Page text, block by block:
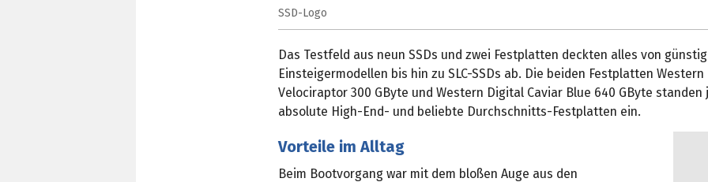
SSD-Logo
Das Testfeld aus neun SSDs und zwei Festplatten deckten alles von
Einsteigermodellen bis hin zu SLC-SSDs ab. Die beiden Festplatten
Velociraptor 300 GByte und Western Digital Caviar Blue 640 GByte standen
absolute High-End- und beliebte Durchschnitts-Festplatten ein.
Vorteile im Alltag
Beim Bootvorgang war mit dem bloßen Auge aus den